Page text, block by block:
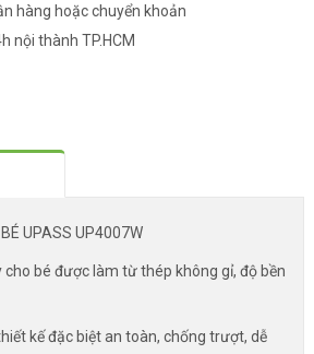
hàng hoặc chuyển khoản
nội thành TP.HCM
UPASS UP4007W
cho bé được làm từ thép không gỉ, độ bền
kế đặc biệt an toàn, chống trượt, dễ